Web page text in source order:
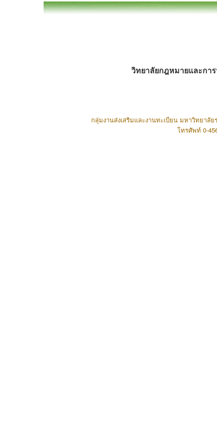
วิทยาลัยกฎหมายและกา
กลุ่มงานส่งเสริมและงานทะเบียน มหาวิทยาลั
โทรศัพท์ 0-